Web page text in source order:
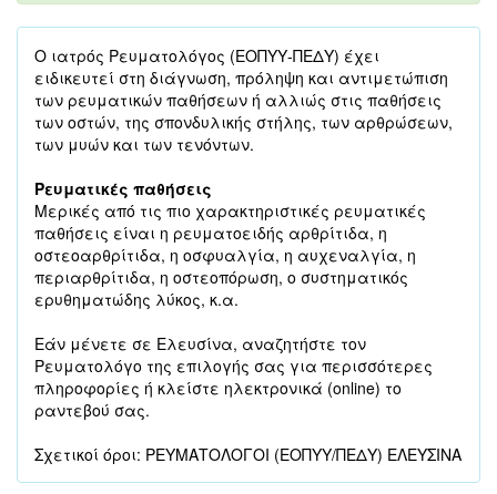
Ο ιατρός Ρευματολόγος (ΕΟΠΥΥ-ΠΕΔΥ) έχει
ειδικευτεί στη διάγνωση, πρόληψη και αντιμετώπιση
των ρευματικών παθήσεων ή αλλιώς στις παθήσεις
των οστών, της σπονδυλικής στήλης, των αρθρώσεων,
των μυών και των τενόντων.
Ρευματικές παθήσεις
Μερικές από τις πιο χαρακτηριστικές ρευματικές
παθήσεις είναι η ρευματοειδής αρθρίτιδα, η
οστεοαρθρίτιδα, η οσφυαλγία, η αυχεναλγία, η
περιαρθρίτιδα, η οστεοπόρωση, ο συστηματικός
ερυθηματώδης λύκος, κ.α.
Εάν μένετε σε Ελευσίνα, αναζητήστε τον
Ρευματολόγο της επιλογής σας για περισσότερες
πληροφορίες ή κλείστε ηλεκτρονικά (online) το
ραντεβού σας.
Σχετικοί όροι: ΡΕΥΜΑΤΟΛΟΓΟΙ (ΕΟΠΥΥ/ΠΕΔΥ) ΕΛΕΥΣΙΝΑ